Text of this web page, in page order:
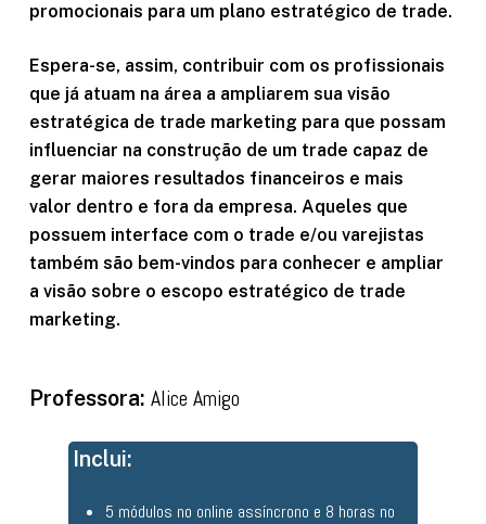
promocionais para um plano estratégico de trade.
Espera-se, assim, contribuir com os profissionais
que já atuam na área a ampliarem sua visão
estratégica de trade marketing para que possam
influenciar na construção de um trade capaz de
gerar maiores resultados financeiros e mais
valor dentro e fora da empresa. Aqueles que
possuem interface com o trade e/ou varejistas
também são bem-vindos para conhecer e ampliar
a visão sobre o escopo estratégico de trade
marketing.
Professora: Alice Amigo
Inclui:
5 módulos no online assíncrono e 8 horas no